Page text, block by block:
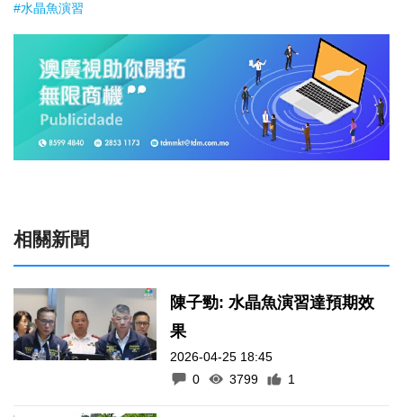
#水晶魚演習
相關新聞
陳子勁: 水晶魚演習達預期效
果
2026-04-25 18:45
0
3799 1